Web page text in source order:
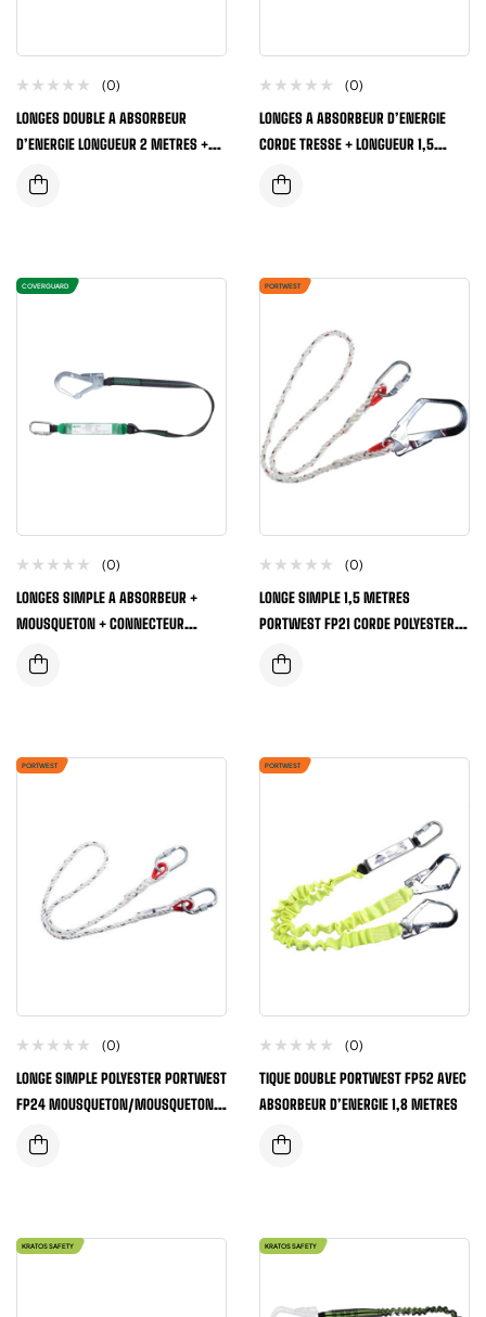
(0)
LONGES DOUBLE A ABSORBEUR
D’ENERGIE LONGUEUR 2 METRES +
CAPACITE 100KG
(0)
LONGES A ABSORBEUR D’ENERGIE
CORDE TRESSE + LONGUEUR 1,5
METRES + MOUSQUETTON
COVERGUARD
(0)
LONGES SIMPLE A ABSORBEUR +
MOUSQUETON + CONNECTEUR
LONGUEUR 1,5 TE 2 METRES
PORTWEST
(0)
LONGE SIMPLE 1,5 METRES
PORTWEST FP21 CORDE POLYESTER
CROCHET/MOUSQUETON
PORTWEST
(0)
LONGE SIMPLE POLYESTER PORTWEST
FP24 MOUSQUETON/MOUSQUETON
LONGUEUR 1,5 METRES
PORTWEST
(0)
TIQUE DOUBLE PORTWEST FP52 AVEC
ABSORBEUR D’ENERGIE 1,8 METRES
KRATOS SAFETY KRATOS SAFETY